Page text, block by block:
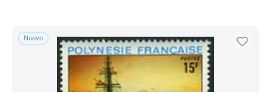
Nuevo